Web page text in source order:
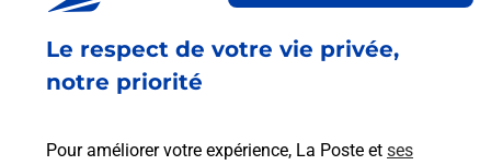
Le respect de votre vie privée,
notre priorité
Pour améliorer votre expérience, La Poste et ses
jusqu'à 10h00
84 RUE EDMOND ROSTAND
31200 TOULOUSE